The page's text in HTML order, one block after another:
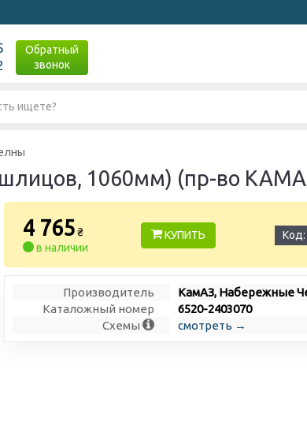
Обратный
звонок
шлицов, 1060мм) (пр-во
4 765 ₴
в наличии
КУПИТЬ Код:
Производитель
КамАЗ, Набережные
Каталожный номер
6520-2403070
Схемы
смотреть →